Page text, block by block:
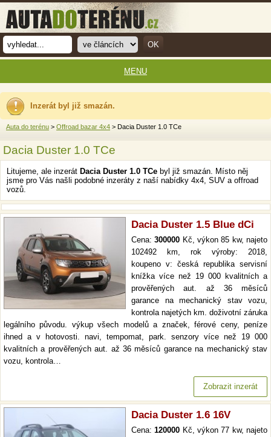
Inzerát byl již smazán.
Auta do terénu > Offroad bazar 4x4 > Dacia Duster 1.0 TCe
Dacia Duster 1.0 TCe
Litujeme, ale inzerát Dacia Duster 1.0 TCe byl již smazán. Místo něj
jsme pro Vás našli podobné inzeráty z naší nabídky 4x4, SUV a offroad
vozů.
Dacia Duster 1.5 Blue dCi
Cena:300000 Kč, výkon 85 kw, najeto
102492 km, rok výroby: 2018,
koupeno v: česká republika servisní
knížka více než 19 000 kvalitních a
prověřených aut. až 36 měsíců
garance na mechanický stav vozu,
kontrola najetých km. doživotní záruka
legálního původu. výkup všech modelů a značek, férové ceny, peníze
ihned a v hotovosti. navi, tempomat, park. senzory více než 19 000
kvalitních a prověřených aut. až 36 měsíců garance na mechanický stav
vozu, kontrola…
Zobrazit inzerát
Dacia Duster 1.6 16V
Cena:120000 Kč, výkon 77 kw, najeto
MENU